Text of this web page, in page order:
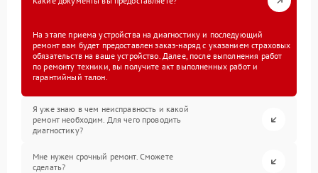
На этапе приема устройства на диагностику и последующий
ремонт вам будет предоставлен заказ-наряд с указанием страховых
обязательств на ваше устройство. Далее, после выполнения работ
по ремонту техники, вы получите акт выполненных работ и
гарантийный талон.
Я уже знаю в чем неисправность и какой
ремонт необходим. Для чего проводить
диагностику?
Мне нужен срочный ремонт. Сможете
сделать?